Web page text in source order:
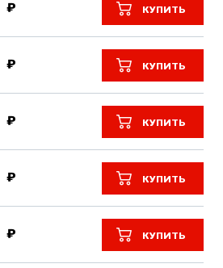
КУПИТЬ
КУПИТЬ
КУПИТЬ
КУПИТЬ
КУПИТЬ